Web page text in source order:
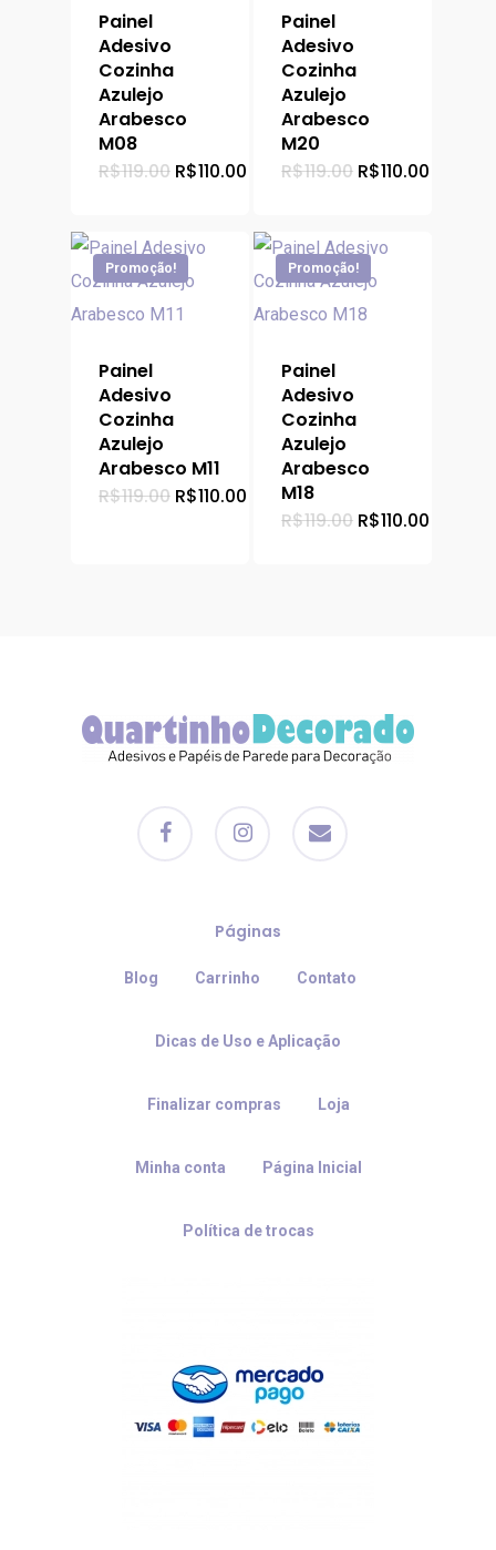
Painel
Adesivo
Cozinha
Azulejo
Arabesco
M08
R$119.00 O
R$119.00.
R$110.00
R$110.00.
Painel
Adesivo
Cozinha
Azulejo
Arabesco
M20
R$119.00 O
R$119.00.
R$110.00
Promoção!
Painel
Adesivo
Cozinha
Azulejo
Arabesco M11
R$119.00 O
R$110.00
preço
atual
Promoção!
Painel
Adesivo
Cozinha
Azulejo
Arabesco
M18
R$119.00 O
R$110.00
facebook instagram
Páginas
Blog Carrinho Contato
Dicas de Uso e Aplicação
Finalizar compras Loja
Minha conta Página Inicial
Política de trocas